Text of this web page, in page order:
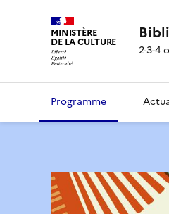
MINISTÈRE
DE LA CULTURE
2-3-4
Programme